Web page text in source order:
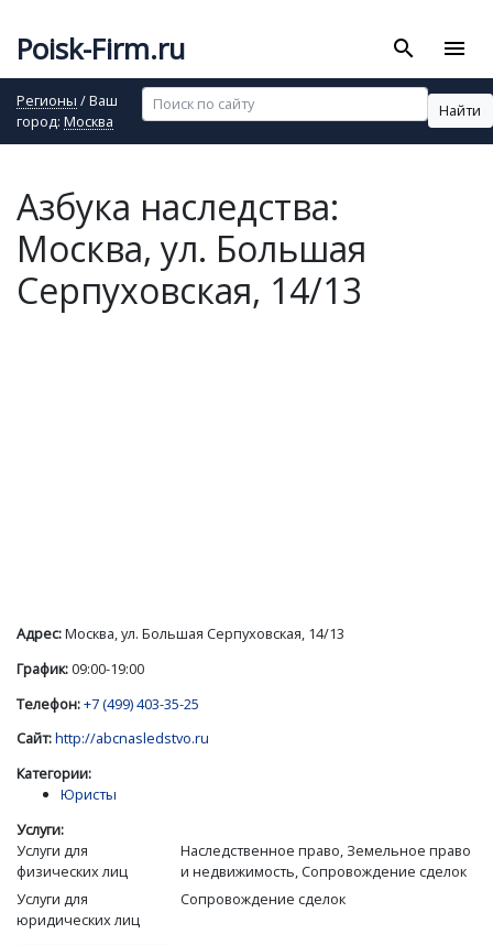
Poisk-Firm.ru search menu
Регионы / Ваш
город: Москва
Найти
Азбука наследства:
Москва, ул. Большая
Серпуховская, 14/13
Адрес:Москва, ул. Большая Серпуховская, 14/13
График:09:00-19:00
Телефон:+7 (499) 403-35-25
Сайт:http://abcnasledstvo.ru
Категории:
Юристы
Услуги:
Услуги для
физических лиц
Наследственное право, Земельное право
и недвижимость, Сопровождение сделок
Услуги для
юридических лиц
Сопровождение сделок